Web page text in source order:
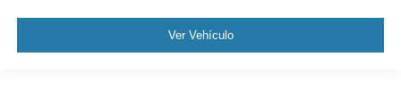
Ver Vehículo